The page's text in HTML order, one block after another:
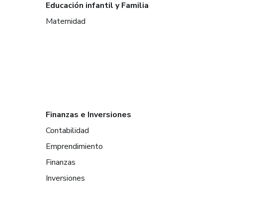
Educación infantil y Familia
Maternidad
Finanzas e Inversiones
Contabilidad
Emprendimiento
Finanzas
Inversiones